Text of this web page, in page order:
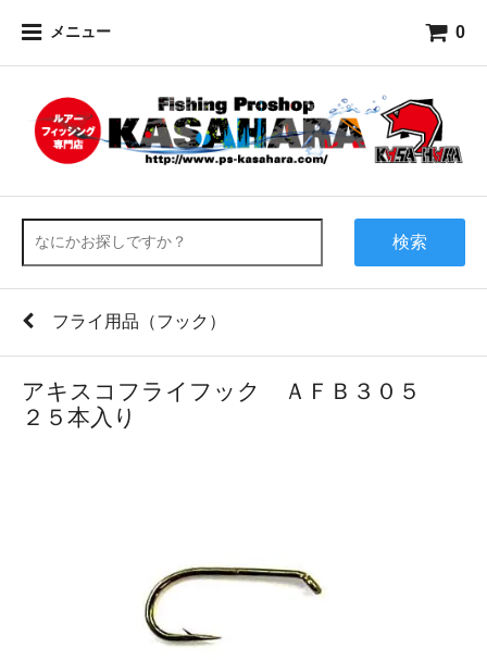
メニュー 0
検索
フライ用品（フック）
アキスコフライフック ＡＦＢ３０５
２５本入り